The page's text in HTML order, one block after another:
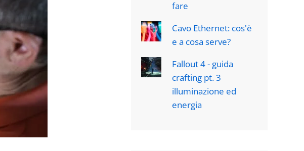
fare
Cavo Ethernet: cos'è
e a cosa serve?
Fallout 4 - guida
crafting pt. 3
illuminazione ed
energia